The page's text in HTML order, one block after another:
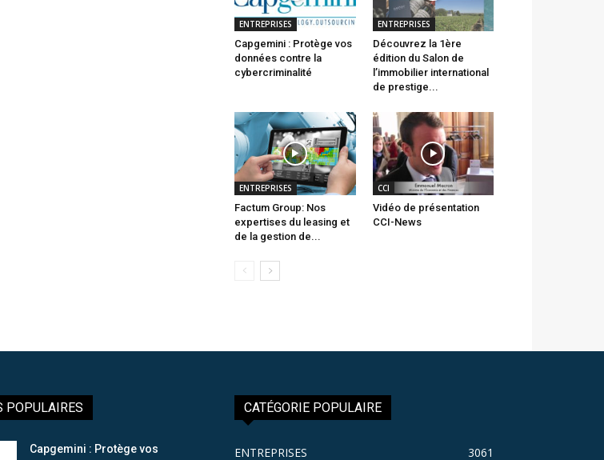
ENTREPRISES
Capgemini : Protège vos
données contre la
cybercriminalité
ENTREPRISES
Découvrez la 1ère
édition du Salon de
l’immobilier international
de prestige...
ENTREPRISES
Factum Group: Nos
expertises du leasing et
de la gestion de...
CCI
Vidéo de présentation
CCI-News
POPULAIRES
Capgemini : Protège vos
CATÉGORIE POPULAIRE
ENTREPRISES 3061